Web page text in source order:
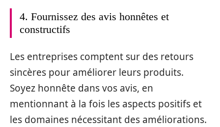
4. Fournissez des avis honnêtes et
constructifs
Les entreprises comptent sur des retours
sincères pour améliorer leurs produits.
Soyez honnête dans vos avis, en
mentionnant à la fois les aspects positifs et
les domaines nécessitant des améliorations.